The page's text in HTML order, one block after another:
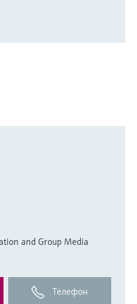
and Group Media
Телефон